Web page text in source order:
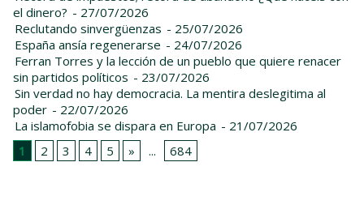
el dinero? - 27/07/2026
Reclutando sinvergüenzas - 25/07/2026
España ansía regenerarse - 24/07/2026
Ferran Torres y la lección de un pueblo que quiere renacer
sin partidos políticos - 23/07/2026
Sin verdad no hay democracia. La mentira deslegitima al
poder - 22/07/2026
La islamofobia se dispara en Europa - 21/07/2026
1
2 3 4 5 » ... 684